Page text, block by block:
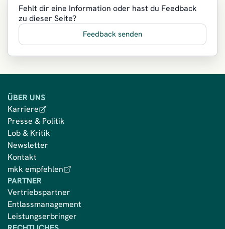
Fehlt dir eine Information oder hast du Feedback
zu dieser Seite?
Feedback senden
ÜBER UNS
Karriere
Presse & Politik
Lob & Kritik
Newsletter
Kontakt
mkk empfehlen
PARTNER
Vertriebspartner
Entlassmanagement
Leistungserbringer